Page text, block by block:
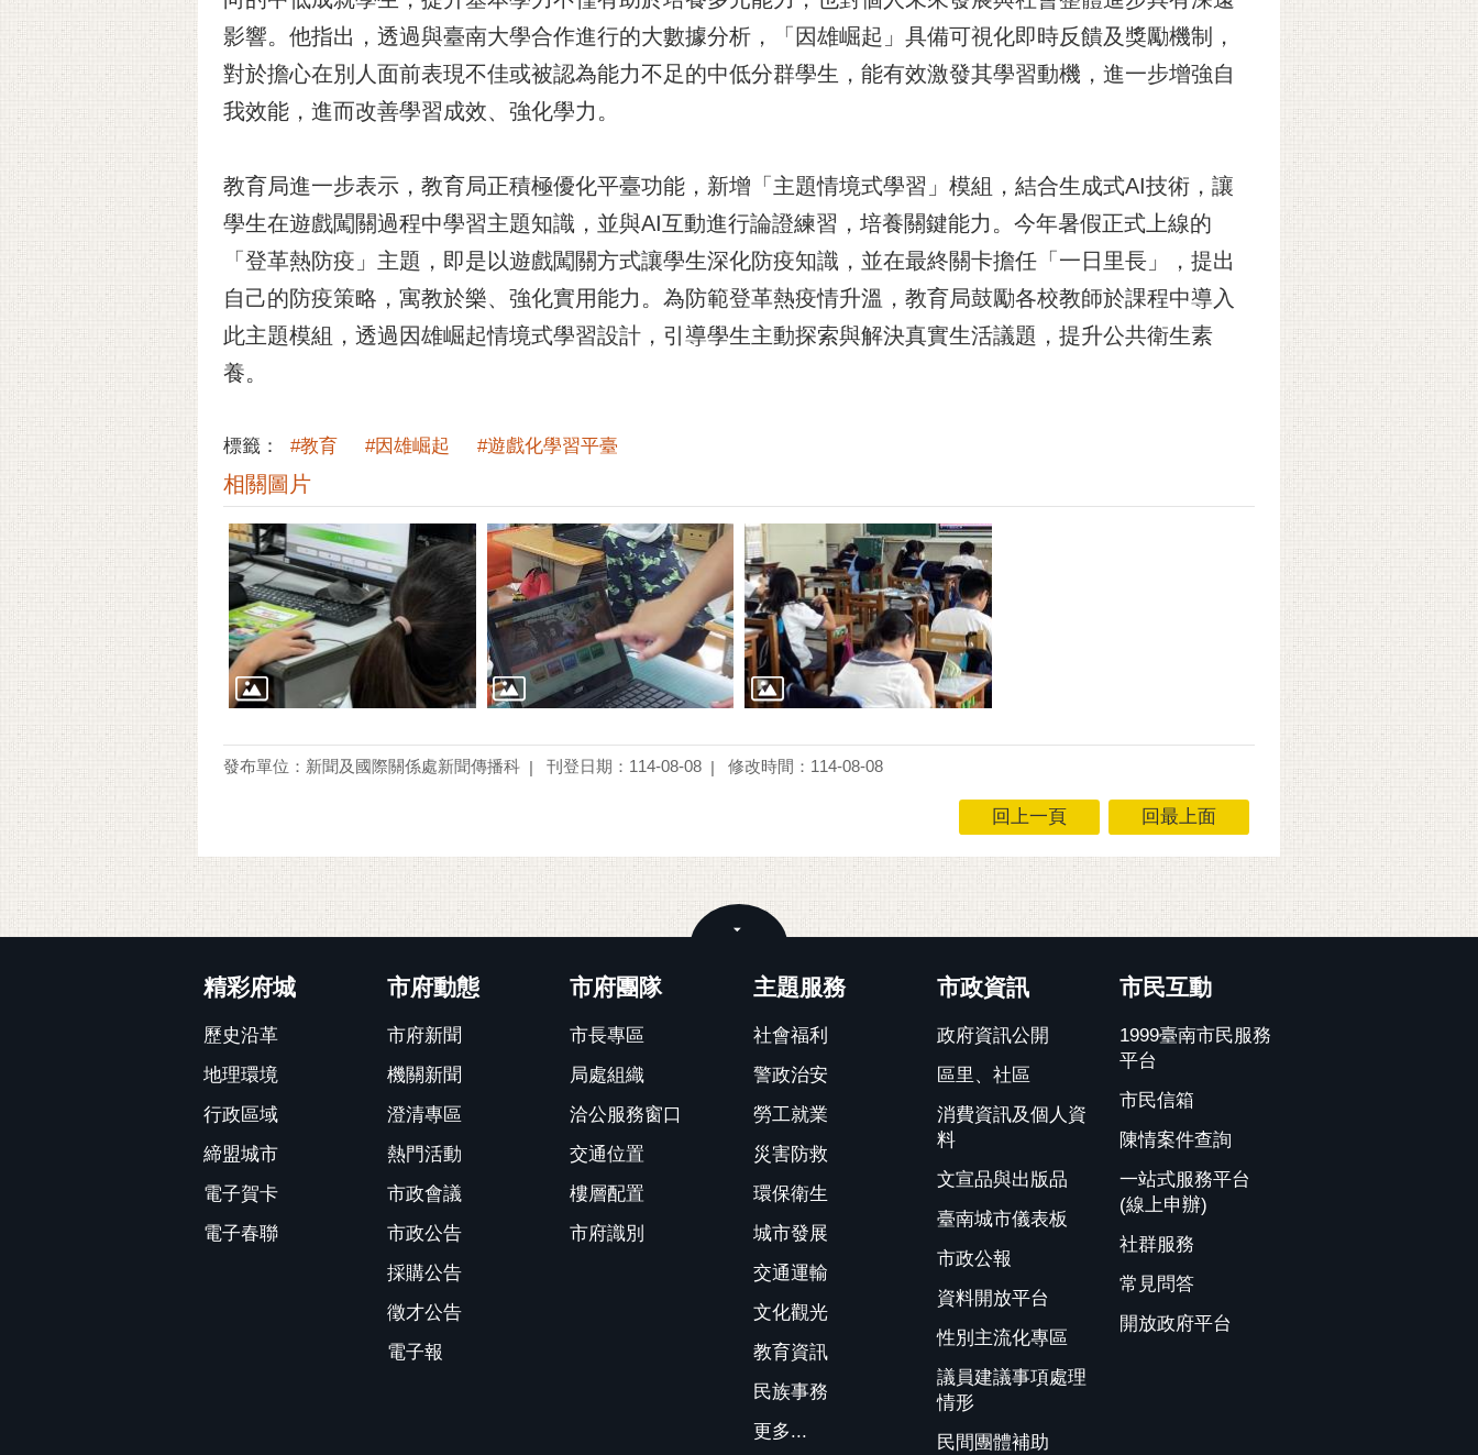
影響。他指出，透過與臺南大學合作進行的大數據分析，「因雄崛起」具備可視化即時反饋及獎勵機制，
對於擔心在別人面前表現不佳或被認為能力不足的中低分群學生，能有效激發其學習動機，進一步增強自
我效能，進而改善學習成效、強化學力。
教育局進一步表示，教育局正積極優化平臺功能，新增「主題情境式學習」模組，結合生成式AI技術，讓
學生在遊戲闖關過程中學習主題知識，並與AI互動進行論證練習，培養關鍵能力。今年暑假正式上線的
「登革熱防疫」主題，即是以遊戲闖關方式讓學生深化防疫知識，並在最終關卡擔任「一日里長」，提出
自己的防疫策略，寓教於樂、強化實用能力。為防範登革熱疫情升溫，教育局鼓勵各校教師於課程中導入
此主題模組，透過因雄崛起情境式學習設計，引導學生主動探索與解決真實生活議題，提升公共衛生素
養。
標籤： #教育 #因雄崛起 #遊戲化學習平臺
相關圖片
發布單位：新聞及國際關係處新聞傳播科 刊登日期：114-08-08 修改時間：114-08-08
回上一頁 回最上面
精彩府城
歷史沿革
地理環境
行政區域
締盟城市
電子賀卡
電子春聯
市府動態
市府新聞
機關新聞
澄清專區
熱門活動
市政會議
市政公告
採購公告
徵才公告
電子報
市府團隊
市長專區
局處組織
洽公服務窗口
交通位置
樓層配置
市府識別
主題服務
社會福利
警政治安
勞工就業
災害防救
環保衛生
城市發展
交通運輸
文化觀光
教育資訊
民族事務
更多...
市政資訊
政府資訊公開
區里、社區
消費資訊及個人資
料
文宣品與出版品
臺南城市儀表板
市政公報
資料開放平台
性別主流化專區
議員建議事項處理
情形
民間團體補助
市民互動
1999臺南市民服務
平台
市民信箱
陳情案件查詢
一站式服務平台
(線上申辦)
社群服務
常見問答
開放政府平台